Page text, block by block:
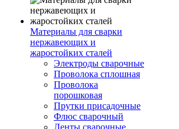
Материалы для сварки
нержавеющих и
жаростойких сталей
Электроды сварочные
Проволока сплошная
Проволока
порошковая
Прутки присадочные
Флюс сварочный
Ленты сварочные